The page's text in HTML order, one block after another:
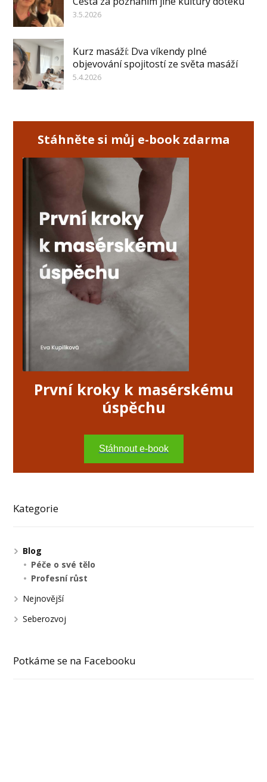
3.5.2026
Kurz masáží: Dva víkendy plné
objevování spojitostí ze světa masáží
5.4.2026
Stáhněte si můj e-book zdarma
První kroky k masérskému
úspěchu
Stáhnout e-book
Kategorie
Blog
Péče o své tělo
Profesní růst
Nejnovější
Seberozvoj
Potkáme se na Facebooku